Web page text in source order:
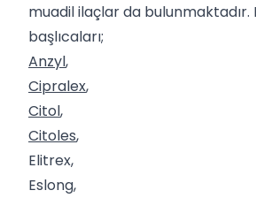
muadil ilaçlar da bulunmaktadır.
başlıcaları;
Anzyl,
Cipralex,
Citol,
Citoles,
Elitrex,
Eslong,